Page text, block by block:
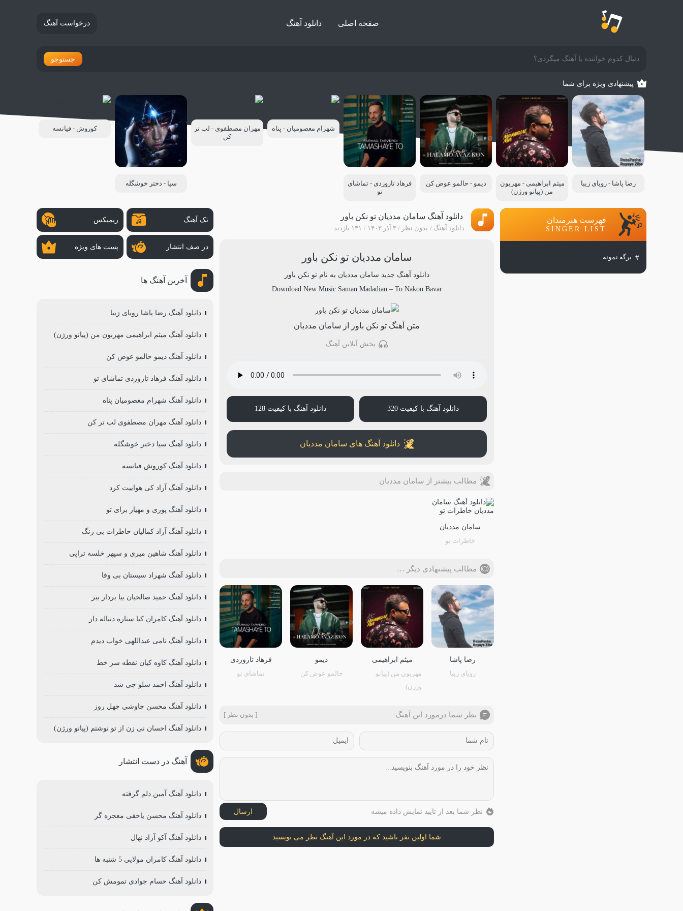
صفحه اصلی دانلود آهنگ درخواست آهنگ
جستوجو
پیشنهادی ویژه برای شما
رضا پاشا - رویای زیبا
میثم ابراهیمی - مهربون
من (پیانو ورژن)
دیمو - حالمو عوض کن
فرهاد تاروردی - تماشای
تو
شهرام معصومیان - پناه
مهران مصطفوی - لب تر
کن
سیا - دختر خوشگله
کوروش - فیانسه
دانلود آهنگ سامان مددیان تو نکن باور
دانلود آهنگ بدون نظر ۳ آذر ۱۴۰۳ ۱۴۱ بازدید
سامان مددیان تو نکن باور
دانلود آهنگ جدید سامان مددیان به نامتو نکن باور
Download New Music Saman Madadian– To Nakon Bavar
متن آهنگ تو نکن باور از سامان مددیان
پخش آنلاین آهنگ
دانلود آهنگ با کیفیت 320 دانلود آهنگ با کیفیت 128
دانلود آهنگ های سامان مددیان
مطالب بیشتر از سامان مددیان
سامان مددیان
خاطرات تو
مطالب پیشنهادی دیگر …
رضا پاشا
رویای زیبا
میثم ابراهیمی
مهربون من (پیانو
ورژن)
دیمو
حالمو عوض کن
فرهاد تاروردی
تماشای تو
نظر شما درمورد این آهنگ [ بدون نظر ]
نظر شما بعد از تایید نمایش داده میشه ارسال
شما اولین نفر باشید که در مورد این آهنگ نظر می نویسید
فهرست هنرمندان
SINGER LIST
برگه نمونه
تک آهنگ ریمیکس
در صف انتشار پست های ویژه
آخرین آهنگ ها
دانلود آهنگ رضا پاشا رویای زیبا
دانلود آهنگ میثم ابراهیمی مهربون من (پیانو ورژن)
دانلود آهنگ دیمو حالمو عوض کن
دانلود آهنگ فرهاد تاروردی تماشای تو
دانلود آهنگ شهرام معصومیان پناه
دانلود آهنگ مهران مصطفوی لب تر کن
دانلود آهنگ سیا دختر خوشگله
دانلود آهنگ کوروش فیانسه
دانلود آهنگ آراد کی هواییت کرد
دانلود آهنگ پوری و مهیار برای تو
دانلود آهنگ آزاد کمالیان خاطرات بی رنگ
دانلود آهنگ شاهین میری و سپهر خلسه تراپی
دانلود آهنگ شهراد سیستان بی وفا
دانلود آهنگ حمید صالحیان بیا بردار ببر
دانلود آهنگ کامران کیا ستاره دنباله دار
دانلود آهنگ نامی عبداللهی خواب دیدم
دانلود آهنگ کاوه کیان نقطه سر خط
دانلود آهنگ احمد سلو چی شد
دانلود آهنگ محسن چاوشی چهل روز
دانلود آهنگ احسان نی زن از تو نوشتم (پیانو ورژن)
آهنگ در دست انتشار
دانلود آهنگ آمین دلم گرفته
دانلود آهنگ محسن یاحقی معجزه گر
دانلود آهنگ آکو آزاد نهال
دانلود آهنگ کامران مولایی 5 شنبه ها
دانلود آهنگ حسام جوادی تمومش کن